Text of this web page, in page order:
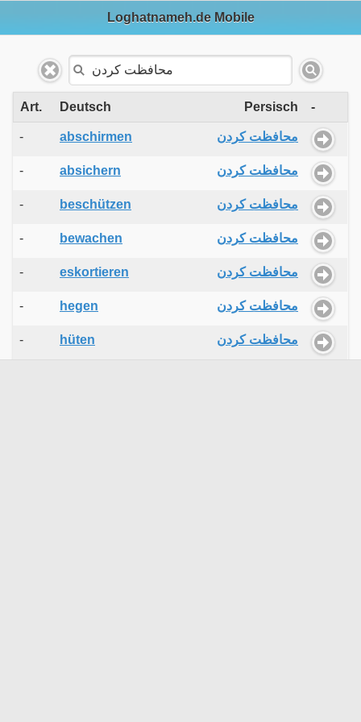
Loghatnameh.de Mobile
Art. Deutsch Persisch -
- abschirmen محافظت کردن
- absichern محافظت کردن
- beschützen محافظت کردن
- bewachen محافظت کردن
- eskortieren محافظت کردن
- hegen محافظت کردن
- hüten محافظت کردن